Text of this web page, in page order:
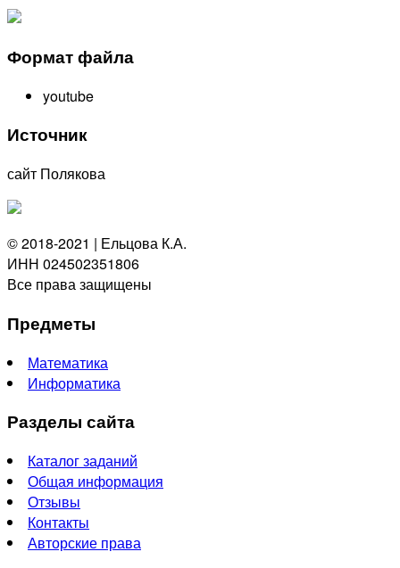
Формат файла
youtube
Источник
сайт Полякова
© 2018-2021 | Ельцова К.А.
ИНН 024502351806
Все права защищены
Предметы
Математика
Информатика
Разделы сайта
Каталог заданий
Общая информация
Отзывы
Контакты
Авторские права